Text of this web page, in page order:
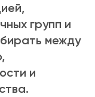
групп и
между
и